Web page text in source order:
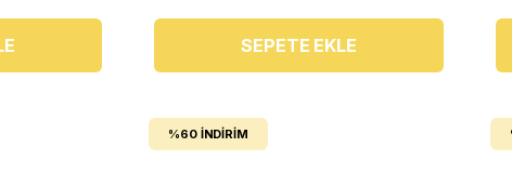
SEPETE EKLE
%60 İNDIRIM